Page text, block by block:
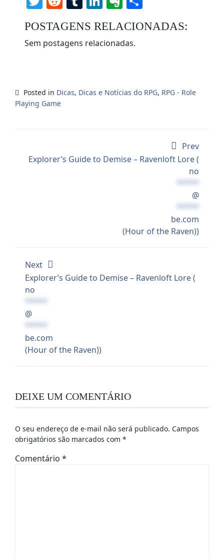
POSTAGENS RELACIONADAS:
Sem postagens relacionadas.
Posted in Dicas, Dicas e Notícias do RPG, RPG - Role
Playing Game
Prev
Explorer’s Guide to Demise – Ravenloft Lore (
no
*****
@
*****
be.com
(Hour of the Raven))
Next
Explorer’s Guide to Demise – Ravenloft Lore (
no
*****
@
*****
be.com
(Hour of the Raven))
DEIXE UM COMENTÁRIO
O seu endereço de e-mail não será publicado. Campos
obrigatórios são marcados com *
Comentário *